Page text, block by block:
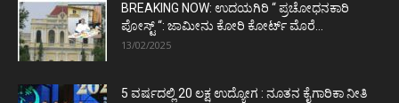
BREAKING NOW: ಉದಯಗಿರಿ “ ಪ್ರಚೋಧನಕಾರಿ
ಪೋಸ್ಟ್‌ “: ಜಾಮೀನು ಕೋರಿ ಕೋರ್ಟ್‌ ಮೊರೆ...
13/02/2025
5 ವರ್ಷದಲ್ಲಿ 20 ಲಕ್ಷ ಉದ್ಯೋಗ : ನೂತನ ಕೈಗಾರಿಕಾ ನೀತಿ